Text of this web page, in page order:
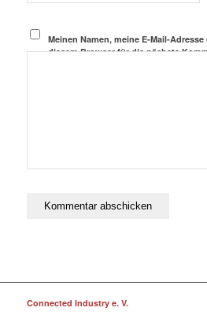
Meinen Namen, meine E-Mail-
diesem Browser für die nächste
Connected Industry e. V.